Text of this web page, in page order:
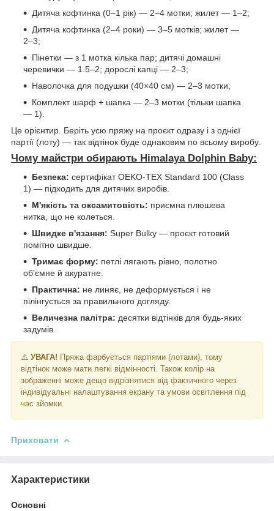
Дитяча кофтинка (0–1 рік) — 2–4 мотки; жилет — 1–2;
Дитяча кофтинка (2–4 роки) — 3–5 мотків; жилет —
2–3;
Пінетки — з 1 мотка кілька пар; дитячі домашні
черевички — 1.5–2; дорослі капці — 2–3;
Наволочка для подушки (40×40 см) — 2–3 мотки;
Комплект шарф + шапка — 2–3 мотки (тільки шапка
— 1).
Це орієнтир. Беріть усю пряжу на проєкт одразу і з однієї
партії (лоту) — так відтінок буде однаковим по всьому виробу.
Чому майстри обирають Himalaya Dolphin Baby:
Безпека: сертифікат OEKO-TEX Standard 100 (Class
1) — підходить для дитячих виробів.
М'якість та оксамитовість: приємна плюшева
нитка, що не колеться.
Швидке в'язання: Super Bulky — проєкт готовий
помітно швидше.
Тримає форму: петлі лягають рівно, полотно
об'ємне й акуратне.
Практична: не линяє, не деформується і не
пілінгується за правильного догляду.
Величезна палітра: десятки відтінків для будь-яких
задумів.
⚠️ УВАГА! Пряжа фарбується партіями (лотами), тому
відтінок може мати легкі відмінності. Також колір на
зображенні може дещо відрізнятися від фактичного через
індивідуальні налаштування екрану та умови освітлення під
час зйомки.
Приховати
Характеристики
Основні